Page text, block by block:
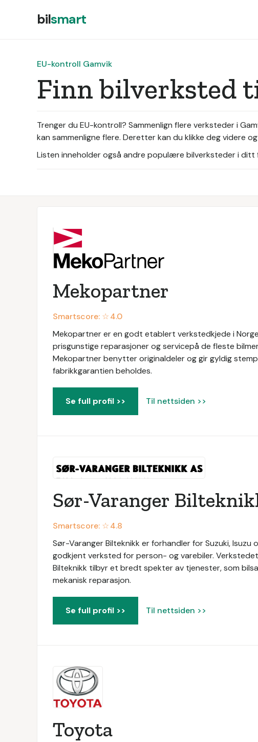
bilsmart
EU-kontroll Gamvik
Finn bilverksted
Trenger du EU-kontroll? Sammenlign flere verksteder i
kan sammenligne flere. Deretter kan du klikke deg videre
Listen inneholder også andre populære bilverksteder i ditt
Mekopartner
Smartscore: ☆4.0
Mekopartner er en godt etablert verkstedkjede i
prisgunstige reparasjoner og servicepå de fleste
Mekopartner benytter originaldeler og gir gyldig
fabrikkgarantien beholdes.
Se full profil >> Til nettsiden >>
Sør-Varanger
Smartscore: ☆4.8
Sør-Varanger Bilteknikk er forhandler for Suzuki,
godkjent verksted for person- og varebiler.
Bilteknikk tilbyr et bredt spekter av tjenester, som
mekanisk reparasjon.
Se full profil >> Til nettsiden >>
Toyota